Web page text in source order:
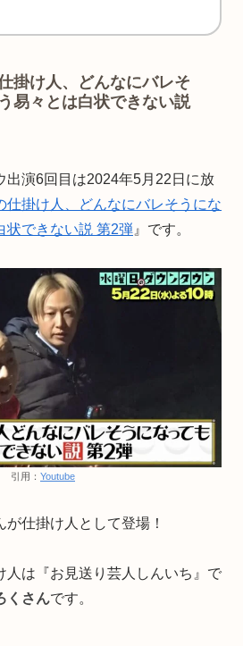
掛け人、どんなにバレそ
易々とは白状できない説
出演6回目は2024年5月22日に放
仕掛け人、どんなにバレそうにな
状できない説 第2弾 』です。
引用： Youtube
仕掛け人として登場！
人は『お見送り芸人しんいち』で
くさんです。